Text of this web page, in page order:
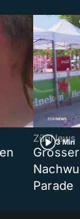
3 Min
ZüriNews
Parade